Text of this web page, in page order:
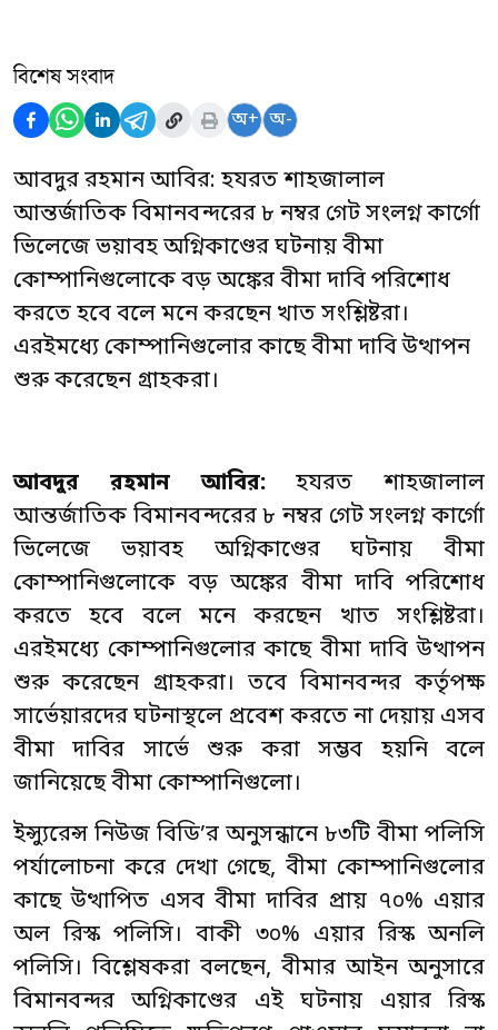
বিশেষ সংবাদ
অ+ অ-
আবদুর রহমান আবির: হযরত শাহজালাল
আন্তর্জাতিক বিমানবন্দরের ৮ নম্বর গেট সংলগ্ন কার্গো
ভিলেজে ভয়াবহ অগ্নিকাণ্ডের ঘটনায় বীমা
কোম্পানিগুলোকে বড় অঙ্কের বীমা দাবি পরিশোধ
করতে হবে বলে মনে করছেন খাত সংশ্লিষ্টরা।
এরইমধ্যে কোম্পানিগুলোর কাছে বীমা দাবি উত্থাপন
শুরু করেছেন গ্রাহকরা।
আবদুর রহমান আবির:হযরত শাহজালাল
আন্তর্জাতিক বিমানবন্দরের ৮ নম্বর গেট সংলগ্ন কার্গো
ভিলেজে ভয়াবহ অগ্নিকাণ্ডের ঘটনায় বীমা
কোম্পানিগুলোকে বড় অঙ্কের বীমা দাবি পরিশোধ
করতে হবে বলে মনে করছেন খাত সংশ্লিষ্টরা।
এরইমধ্যে কোম্পানিগুলোর কাছে বীমা দাবি উত্থাপন
শুরু করেছেন গ্রাহকরা। তবে বিমানবন্দর কর্তৃপক্ষ
সার্ভেয়ারদের ঘটনাস্থলে প্রবেশ করতে না দেয়ায় এসব
বীমা দাবির সার্ভে শুরু করা সম্ভব হয়নি বলে
জানিয়েছে বীমা কোম্পানিগুলো।
ইন্স্যুরেন্স নিউজ বিডি’র অনুসন্ধানে ৮৩টি বীমা পলিসি
পর্যালোচনা করে দেখা গেছে, বীমা কোম্পানিগুলোর
কাছে উত্থাপিত এসব বীমা দাবির প্রায় ৭০% এয়ার
অল রিস্ক পলিসি। বাকী ৩০% এয়ার রিস্ক অনলি
পলিসি। বিশ্লেষকরা বলছেন, বীমার আইন অনুসারে
বিমানবন্দর অগ্নিকাণ্ডের এই ঘটনায় এয়ার রিস্ক